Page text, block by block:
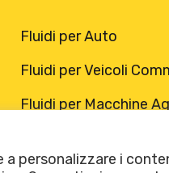
Fluidi per Auto
Fluidi per Veicoli
Fluidi per Macchine
a personalizzare i